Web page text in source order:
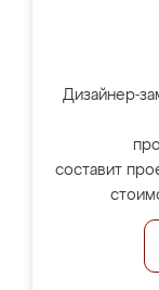
Дизайнер-
составит